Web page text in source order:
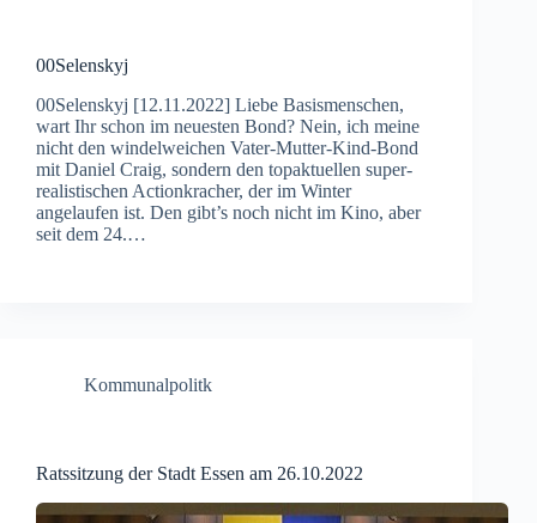
00Selenskyj
00Selenskyj [12.11.2022] Liebe Basismenschen,
wart Ihr schon im neuesten Bond? Nein, ich meine
nicht den windelweichen Vater-Mutter-Kind-Bond
mit Daniel Craig, sondern den topaktuellen super-
realistischen Actionkracher, der im Winter
angelaufen ist. Den gibt’s noch nicht im Kino, aber
seit dem 24.…
Kommunalpolitk
Ratssitzung der Stadt Essen am 26.10.2022